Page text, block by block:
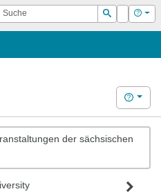
Suche
Suchen
Login Hilfe
Hilfe
der sächsischen